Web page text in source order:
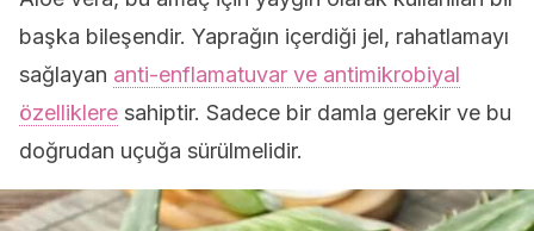
başka bileşendir. Yaprağın içerdiği jel, rahatlamayı
sağlayan anti-enflamatuvar ve antimikrobiyal
özelliklere sahiptir. Sadece bir damla gerekir ve bu
doğrudan uçuğa sürülmelidir.